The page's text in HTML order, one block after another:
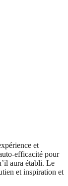
et
efficacité pour
aura établi. Le
et inspiration et